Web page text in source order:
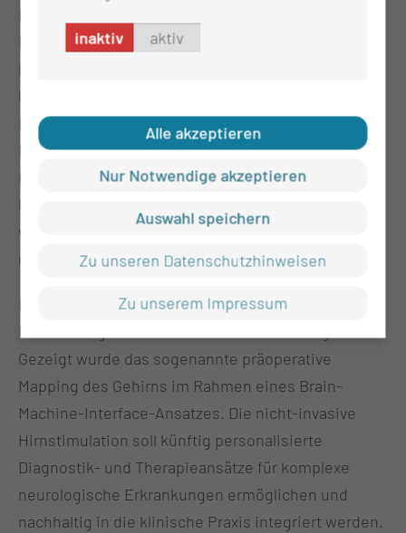
Ein weiterer Schwerpunkt der MUL – CT lag auf der
Digitalisierung der Gesundheitsversorgung.
Präsentiert wurden Pläne für den Aufbau einer
leistungsfähigen KI-, Hybrid-IT- und Cloud-
Infrastruktur sowie die Entwicklung zum „Digitalen
Leitkrankenhaus“. Ziel ist es, datenbasierte
Forschung, digitale Lehre und moderne
Patientenversorgung intelligent miteinander zu
verbinden und die Gesundheitsakteure der Lausitz
regional stärker zu vernetzen.
Darüber hinaus stellte die MUL – CT innovative
Entwicklungen im Bereich der Neurochirurgie vor.
Gezeigt wurde das sogenannte präoperative
Mapping des Gehirns im Rahmen eines Brain-
Machine-Interface-Ansatzes. Die nicht-invasive
Hirnstimulation soll künftig personalisierte
Diagnostik- und Therapieansätze für komplexe
neurologische Erkrankungen ermöglichen und
nachhaltig in die klinische Praxis integriert werden.
inaktiv aktiv
Alle akzeptieren
Nur Notwendige akzeptieren
Auswahl speichern
Zu unseren Datenschutzhinweisen
Zu unserem Impressum